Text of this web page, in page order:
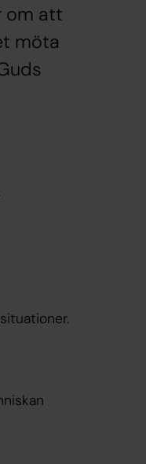
om att
möta